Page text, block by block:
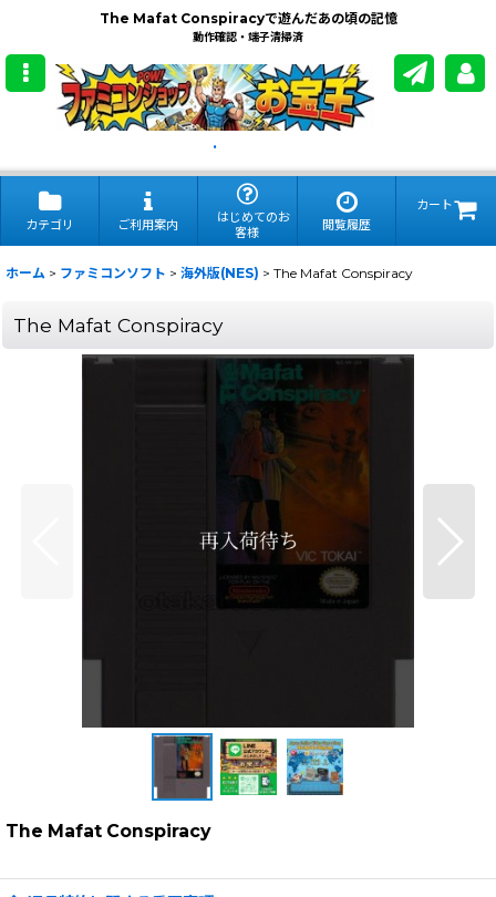
The Mafat Conspiracyで遊んだあの頃の記憶
動作確認・端子清掃済
.
カテゴリ ご利用案内
はじめてのお
客様
閲覧履歴
カート
ホーム > ファミコンソフト > 海外版(NES) > The Mafat Conspiracy
The Mafat Conspiracy
The Mafat Conspiracy